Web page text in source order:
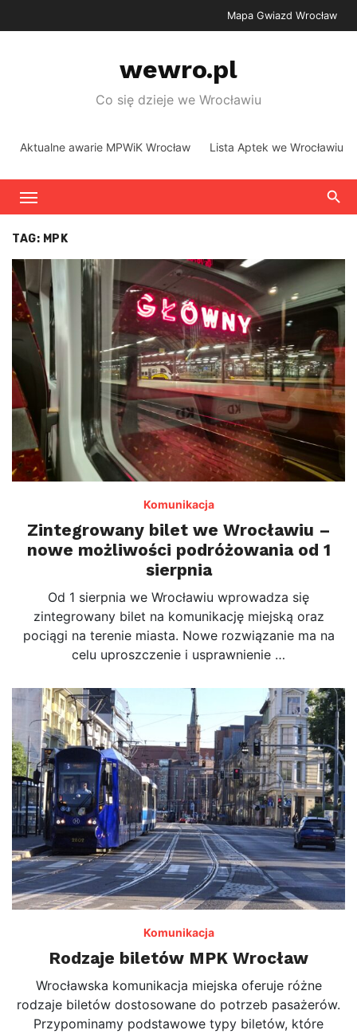
to
Mapa Gwiazd Wrocław
wewro.pl
Co się dzieje we Wrocławiu
Aktualne awarie MPWiK Wrocław Lista Aptek we Wrocławiu
TAG: MPK
Komunikacja
Zintegrowany bilet we Wrocławiu –
nowe możliwości podróżowania od 1
sierpnia
Od 1 sierpnia we Wrocławiu wprowadza się
zintegrowany bilet na komunikację miejską oraz
pociągi na terenie miasta. Nowe rozwiązanie ma na
celu uproszczenie i usprawnienie …
Komunikacja
Rodzaje biletów MPK Wrocław
Wrocławska komunikacja miejska oferuje różne
rodzaje biletów dostosowane do potrzeb pasażerów.
Przypominamy podstawowe typy biletów, które